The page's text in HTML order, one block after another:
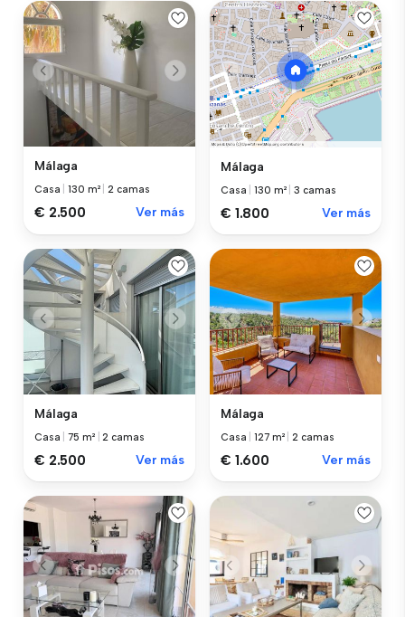
Málaga
Casa |130 m² |2 camas
€ 2.500 Ver más
Málaga
Casa |130 m² |3 camas
€ 1.800 Ver más
Málaga
Casa |75 m² |2 camas
€ 2.500 Ver más
Málaga
Casa |127 m² |2 camas
€ 1.600 Ver más